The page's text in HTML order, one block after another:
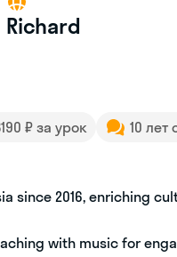
Richard
₽ за урок
10 лет
since 2016, enriching
with music for